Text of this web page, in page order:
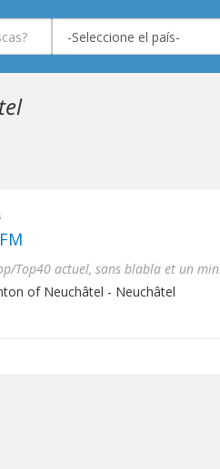
of Neuchâtel - Neuchâtel